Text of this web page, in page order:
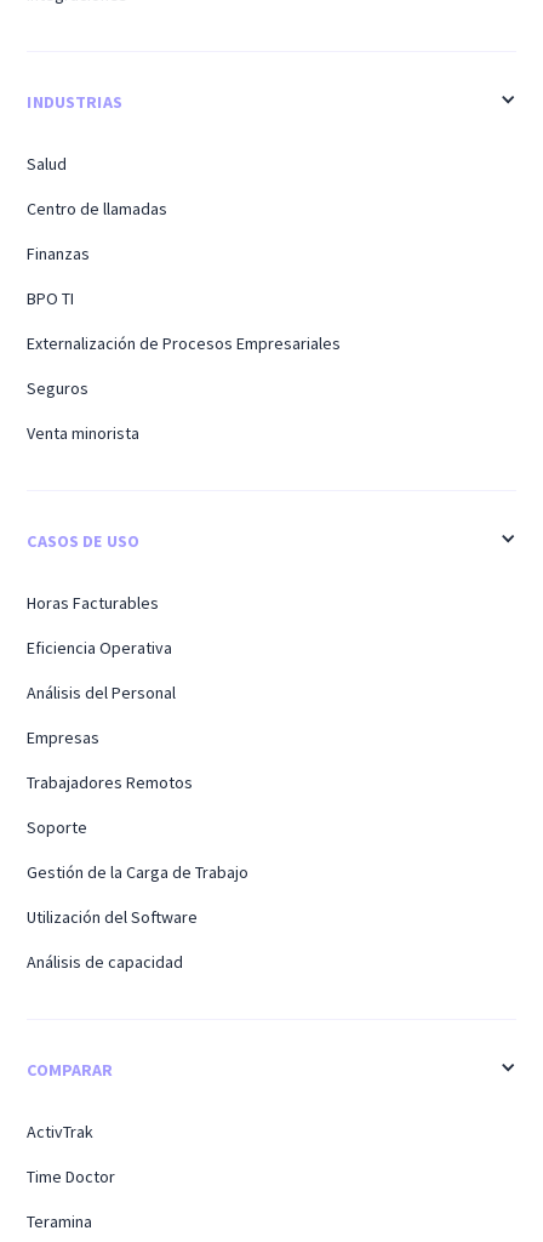
INDUSTRIAS
Salud
Centro de llamadas
Finanzas
BPO TI
Externalización de Procesos Empresariales
Seguros
Venta minorista
CASOS DE USO
Horas Facturables
Eficiencia Operativa
Análisis del Personal
Empresas
Trabajadores Remotos
Soporte
Gestión de la Carga de Trabajo
Utilización del Software
Análisis de capacidad
COMPARAR
ActivTrak
Time Doctor
Teramina